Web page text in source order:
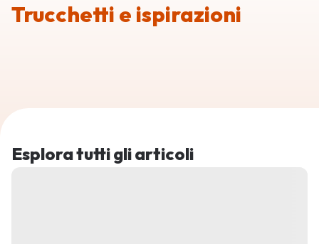
Trucchetti e ispirazioni
Esplora tutti gli articoli